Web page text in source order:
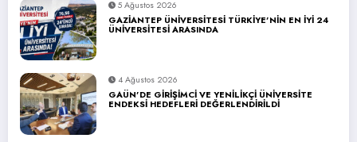
5 Ağustos 2026
GAZİANTEP ÜNİVERSİTESİ TÜRKİYE’NİN EN İYİ 24
ÜNİVERSİTESİ ARASINDA
4 Ağustos 2026
GAÜN’DE GİRİŞİMCİ VE YENİLİKÇİ ÜNİVERSİTE
ENDEKSİ HEDEFLERİ DEĞERLENDİRİLDİ